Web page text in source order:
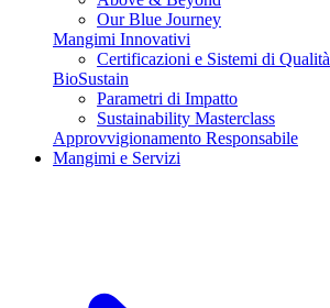
Our Blue Journey
Mangimi Innovativi
Certificazioni e Sistemi di Qualità
BioSustain
Parametri di Impatto
Sustainability Masterclass
Approvvigionamento Responsabile
Mangimi e Servizi